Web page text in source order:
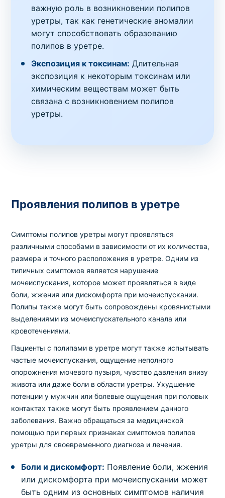
важную роль в возникновении полипов
уретры, так как генетические аномалии
могут способствовать образованию
полипов в уретре.
Экспозиция к токсинам: Длительная
экспозиция к некоторым токсинам или
химическим веществам может быть
связана с возникновением полипов
уретры.
Проявления полипов в уретре
Симптомы полипов уретры могут проявляться
различными способами в зависимости от их количества,
размера и точного расположения в уретре. Одним из
типичных симптомов является нарушение
мочеиспускания, которое может проявляться в виде
боли, жжения или дискомфорта при мочеиспускании.
Полипы также могут быть сопровождены кровянистыми
выделениями из мочеиспускательного канала или
кровотечениями.
Пациенты с полипами в уретре могут также испытывать
частые мочеиспускания, ощущение неполного
опорожнения мочевого пузыря, чувство давления внизу
живота или даже боли в области уретры. Ухудшение
потенции у мужчин или болевые ощущения при половых
контактах также могут быть проявлением данного
заболевания. Важно обращаться за медицинской
помощью при первых признаках симптомов полипов
уретры для своевременного диагноза и лечения.
Боли и дискомфорт: Появление боли, жжения
или дискомфорта при мочеиспускании может
быть одним из основных симптомов наличия